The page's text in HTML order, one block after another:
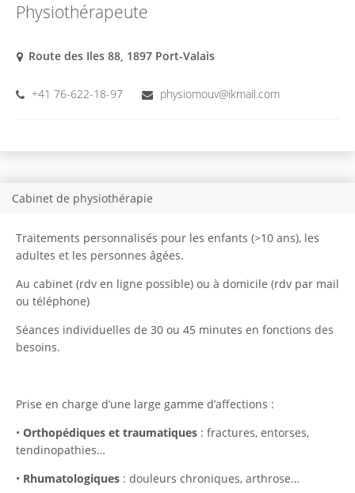
Physiothérapeute
Route des Iles 88, 1897 Port-Valais
+41 76-622-18-97 physiomouv@ikmail.com
Cabinet de physiothérapie
Traitements personnalisés pour les enfants (>10 ans), les
adultes et les personnes âgées.
Au cabinet (rdv en ligne possible) ou à domicile (rdv par mail
ou téléphone)
Séances individuelles de 30 ou 45 minutes en fonctions des
besoins.
Prise en charge d’une large gamme d’affections :
• Orthopédiques et traumatiques: fractures, entorses,
tendinopathies…
• Rhumatologiques: douleurs chroniques, arthrose…